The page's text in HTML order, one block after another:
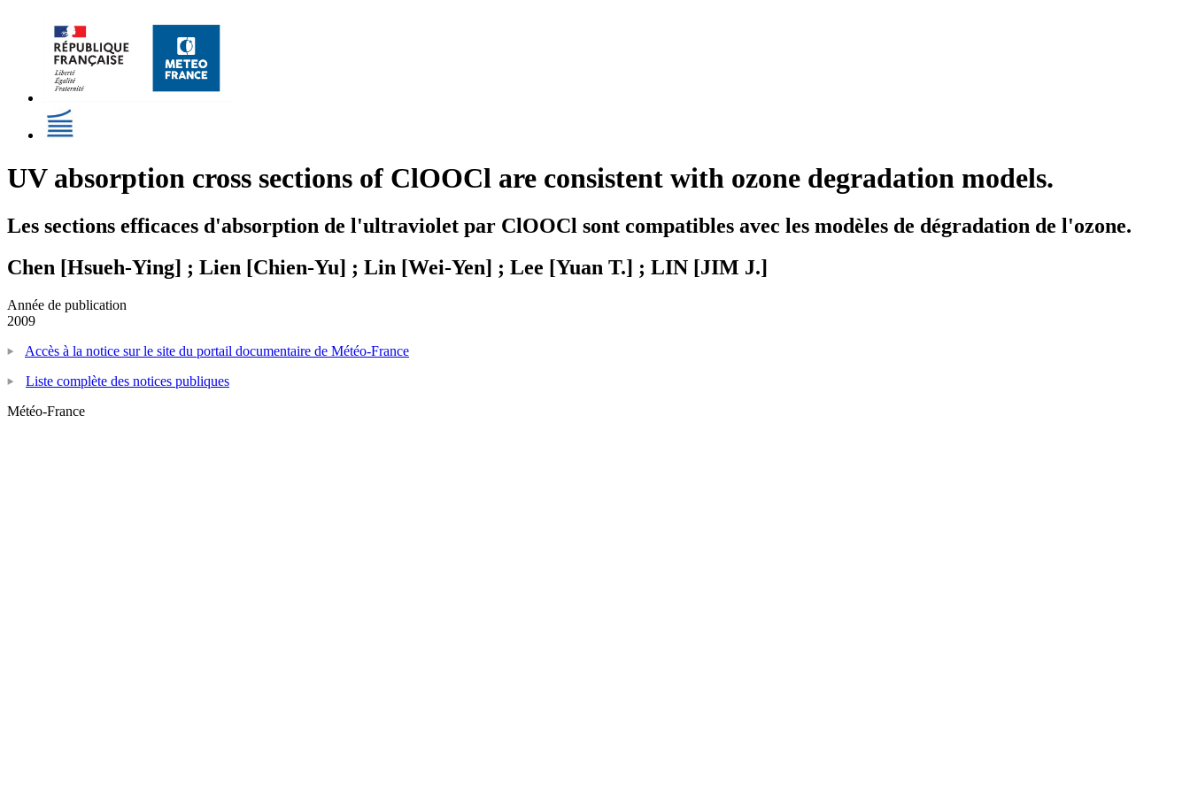
UV absorption cross sections of ClOOCl are consistent with ozone degradation models.
Les sections efficaces d'absorption de l'ultraviolet par ClOOCl sont compatibles avec les modèles de dégradation de l'ozone.
Chen [Hsueh-Ying] ; Lien [Chien-Yu] ; Lin [Wei-Yen] ; Lee [Yuan T.] ; LIN [JIM J.]
Année de publication
2009
Accès à la notice sur le site du portail documentaire de Météo-France
Liste complète des notices publiques
Météo-France